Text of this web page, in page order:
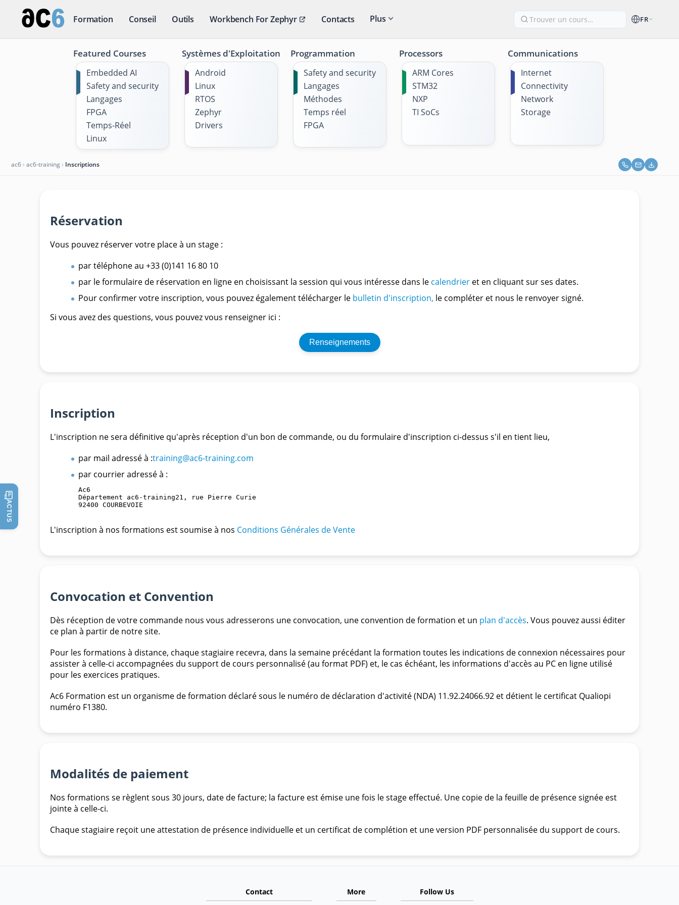
FR
Formation Conseil Outils Workbench For Zephyr Contacts Plus
Featured Courses
Embedded AI
Safety and security
Langages
FPGA
Temps-Réel
Linux
Systèmes d'Exploitation
Android
Linux
RTOS
Zephyr
Drivers
Programmation
Safety and security
Langages
Méthodes
Temps réel
FPGA
Processors
ARM Cores
STM32
NXP
TI SoCs
Communications
Internet
Connectivity
Network
Storage
ac6› ac6-training› Inscriptions
Réservation
Vous pouvez réserver votre place à un stage :
par téléphone au +33 (0)141 16 80 10
par le formulaire de réservation en ligne en choisissant la session qui vous intéresse dans le calendrier et en cliquant sur ses dates.
Pour confirmer votre inscription, vous pouvez également télécharger le bulletin d'inscription, le compléter et nous le renvoyer signé.
Si vous avez des questions, vous pouvez vous renseigner ici :
Renseignements
Inscription
L'inscription ne sera définitive qu'après réception d'un bon de commande, ou du formulaire d'inscription ci-dessus s'il en tient lieu,
par mail adressé à :training@ac6-training.com
par courrier adressé à :
Ac6
Département ac6-training21, rue Pierre Curie
92400 COURBEVOIE
L'inscription à nos formations est soumise à nos Conditions Générales de Vente
Convocation et Convention
Dès réception de votre commande nous vous adresserons une convocation, une convention de formation et un plan d'accès. Vous pouvez aussi éditer
ce plan à partir de notre site.
Pour les formations à distance, chaque stagiaire recevra, dans la semaine précédant la formation toutes les indications de connexion nécessaires pour
assister à celle-ci accompagnées du support de cours personnalisé (au format PDF) et, le cas échéant, les informations d'accès au PC en ligne utilisé
pour les exercices pratiques.
Ac6 Formation est un organisme de formation déclaré sous le numéro de déclaration d'activité (NDA) 11.92.24066.92 et détient le certificat Qualiopi
numéro F1380.
Modalités de paiement
Nos formations se règlent sous 30 jours, date de facture; la facture est émise une fois le stage effectué. Une copie de la feuille de présence signée est
jointe à celle-ci.
Chaque stagiaire reçoit une attestation de présence individuelle et un certificat de complétion et une version PDF personnalisée du support de cours.
Contact More Follow Us
ACTUS